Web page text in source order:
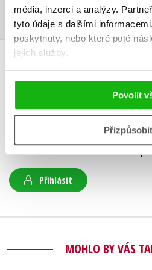
média, inzerci a analýzy.
tyto údaje s dalšími
poskytnuty, nebo které poté
jejich služby.
Povolit
Přizpůsobit
HODNOCENÍ ČTENÁŘŮ
V současné době nejsou vytvořena
Uživatelskou recenzi mohou vkládat
Přihlásit
MOHLO BY VÁS